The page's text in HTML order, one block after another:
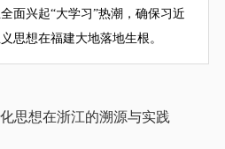
面兴起“大学习”热潮，确保习近
思想在福建大地落地生根。
思想在浙江的溯源与实践